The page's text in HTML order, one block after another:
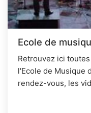
Ecole de
Retrouvez ici
l'Ecole de Musique
rendez-vous, les